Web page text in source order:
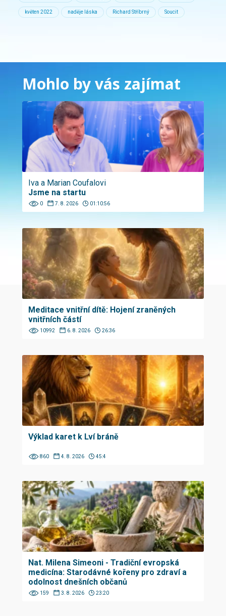
květen 2022 naděje láska Richard Stříbrný Soucit
Mohlo by vás zajímat
Iva a Marian Coufalovi
Jsme na startu
0 7. 8. 2026 01:10:56
Meditace vnitřní dítě: Hojení zraněných
vnitřních částí
10992 6. 8. 2026 26:36
Výklad karet k Lví bráně
860 4. 8. 2026 45:4
Nat. Milena Simeoni - Tradiční evropská
medicína: Starodávné kořeny pro zdraví a
odolnost dnešních občanů
159 3. 8. 2026 23:20